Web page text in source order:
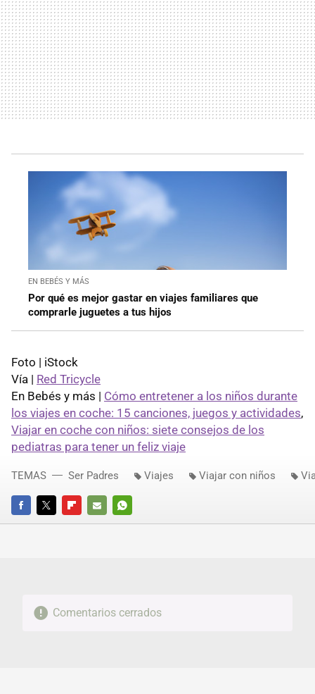
EN BEBÉS Y MÁS
Por qué es mejor gastar en viajes familiares que
comprarle juguetes a tus hijos
Foto | iStock
Vía | Red Tricycle
En Bebés y más | Cómo entretener a los niños durante
los viajes en coche: 15 canciones, juegos y actividades,
Viajar en coche con niños: siete consejos de los
pediatras para tener un feliz viaje
FACEBOOKTWITTERFLIPBOARD
E-
WHATSAPP
TEMAS Ser Padres Viajes Viajar con niños
Comentarios cerrados